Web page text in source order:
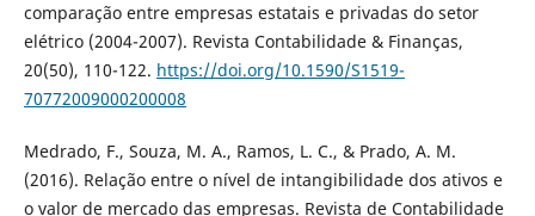
comparação entre empresas estatais e privadas do setor
elétrico (2004-2007). Revista Contabilidade & Finanças,
20(50), 110-122. https://doi.org/10.1590/S1519-
70772009000200008
Medrado, F., Souza, M. A., Ramos, L. C., & Prado, A. M.
(2016). Relação entre o nível de intangibilidade dos ativos e
o valor de mercado das empresas. Revista de Contabilidade